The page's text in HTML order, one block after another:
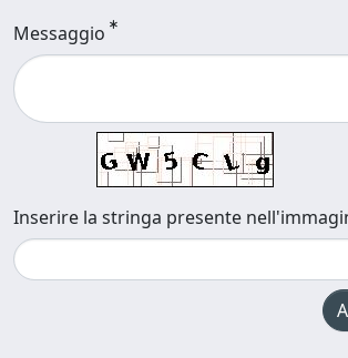
Messaggio
Inserire la stringa presente